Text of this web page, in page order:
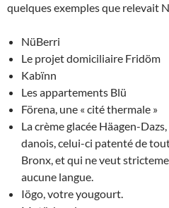
quelques exemples que relevait
NüBerri
Le projet domiciliaire Fridöm
Kabïnn
Les appartements Blü
Förena, une « cité thermale »
La crème glacée Häagen-
danois, celui-ci patenté de
Bronx, et qui ne veut
aucune langue.
Iögo, votre yougourt.